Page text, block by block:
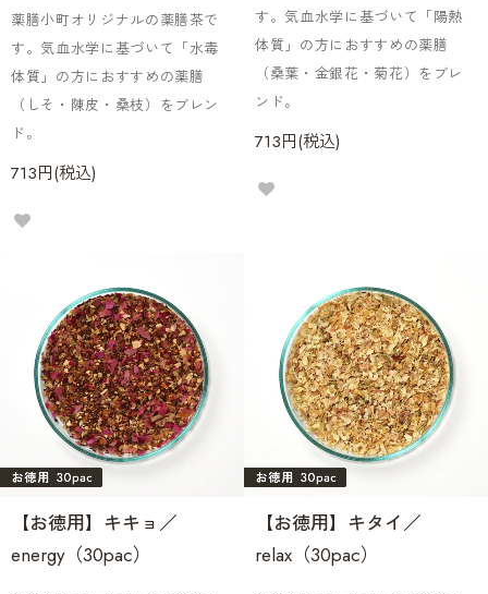
薬膳小町オリジナルの薬膳茶で
す。気血水学に基づいて「水毒
体質」の方におすすめの薬膳
（しそ・陳皮・桑枝）をブレン
ド。
713円(税込)
す。気血水学に基づいて「陽熱
体質」の方におすすめの薬膳
（桑葉・金銀花・菊花）をブレ
ンド。
713円(税込)
【お徳用】キキョ／
energy（30pac）
【お徳用】キタイ／
relax（30pac）